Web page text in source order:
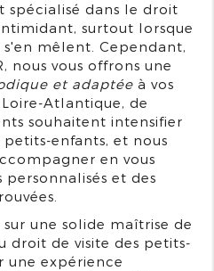
spécialisé dans le droit
surtout lorsque
mêlent. Cependant,
nous vous offrons une
et adaptée à vos
Atlantique, de
souhaitent intensifier
enfants, et nous
en vous
personnalisés et des
une solide maîtrise de
droit de visite des petits-
une expérience